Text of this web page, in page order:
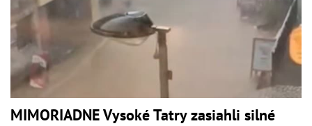
MIMORIADNE Vysoké Tatry zasiahli silné